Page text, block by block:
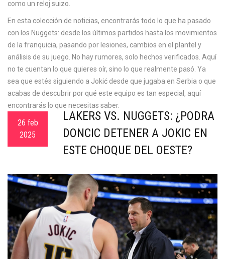
como un reloj suizo.
En esta colección de noticias, encontrarás todo lo que ha pasado
con los Nuggets: desde los últimos partidos hasta los movimientos
de la franquicia, pasando por lesiones, cambios en el plantel y
análisis de su juego. No hay rumores, solo hechos verificados. Aquí
no te cuentan lo que quieres oír, sino lo que realmente pasó. Ya
sea que estés siguiendo a Jokić desde que jugaba en Serbia o que
acabas de descubrir por qué este equipo es tan especial, aquí
encontrarás lo que necesitas saber.
26 feb
2025
LAKERS VS. NUGGETS: ¿PODRÁ
DONCIC DETENER A JOKIC EN
ESTE CHOQUE DEL OESTE?